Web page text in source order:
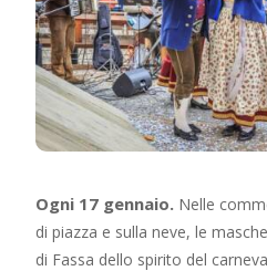
Ogni 17 gennaio. Nelle
di piazza e sulla neve, le
di Fassa dello spirito del